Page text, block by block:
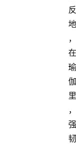
反
地
，
在
瑜
伽
里
，
强
韧